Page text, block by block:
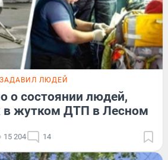
ЛЮДЕЙ
о состоянии людей,
в жутком ДТП в Лесном
15 204 14